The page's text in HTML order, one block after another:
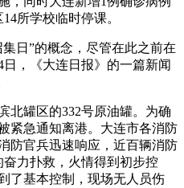
所学校临时停课。
日”的概念，尽管在此之前在
，《大连日报》的一篇新闻
北罐区的332号原油罐。为确
紧急通知离港。大连市各消防
防官兵迅速响应，近百辆消防
力扑救，火情得到初步控
了基本控制，现场无人员伤